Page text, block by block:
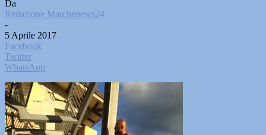
Da
Redazione Marchenews24
-
5 Aprile 2017
Facebook
Twitter
WhatsApp